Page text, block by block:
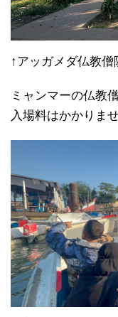
↑アッガメダ仏教僧
ミャンマーの仏教
入場料はかかりま